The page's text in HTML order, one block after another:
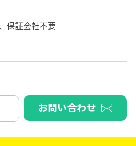
保証会社不要
お問い合わせ